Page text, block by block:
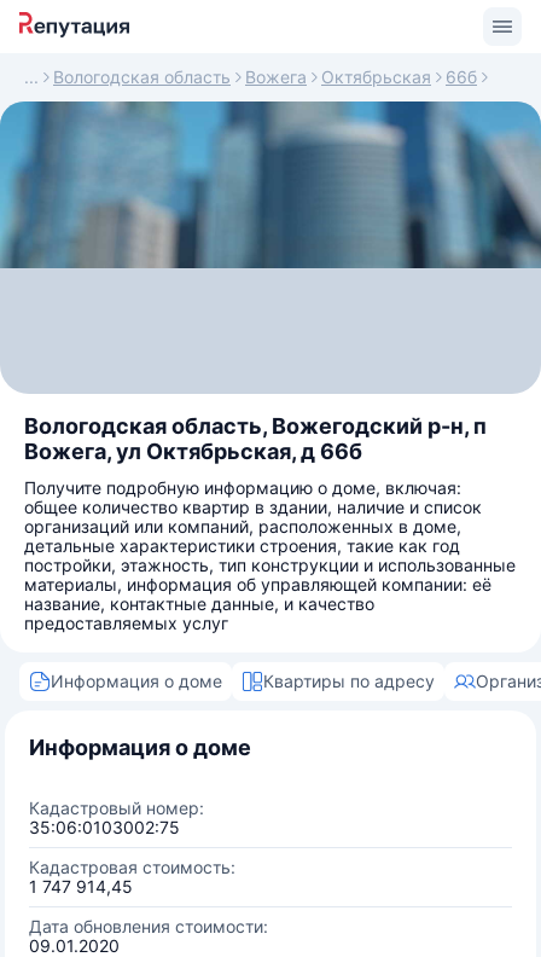
Вологодская область Вожега Октябрьская 66б
Вологодская область, Вожегодский р-н, п
Вожега, ул Октябрьская, д 66б
Получите подробную информацию о доме, включая:
общее количество квартир в здании, наличие и список
организаций или компаний, расположенных в доме,
детальные характеристики строения, такие как год
постройки, этажность, тип конструкции и использованные
материалы, информация об управляющей компании: её
название, контактные данные, и качество
предоставляемых услуг
Информация о доме Квартиры по адресу
Информация о доме
Кадастровый номер:
35:06:0103002:75
Кадастровая стоимость:
1 747 914,45
Дата обновления стоимости:
09.01.2020